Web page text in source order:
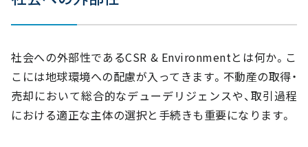
社会への外部性であるCSR & Environmentとは何か。こ
こには地球環境への配慮が入ってきます。不動産の取得・
売却において総合的なデューデリジェンスや、取引過程
における適正な主体の選択と手続きも重要になります。